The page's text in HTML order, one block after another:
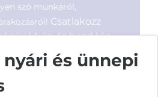
szó munkáról,
Csatlakozz
és hozd ki a
világ
és ünnepi